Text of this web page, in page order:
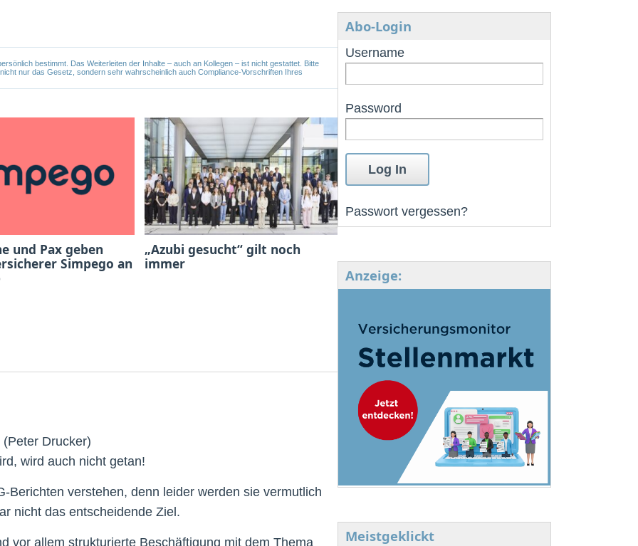
bestimmt. Das Weiterleiten der Inhalte – auch an Kollegen – ist nicht gestattet. Bitte
nur das Gesetz, sondern sehr wahrscheinlich auch Compliance-Vorschriften Ihres
und Pax geben
Simpego an
„Azubi gesucht“ gilt noch
immer
(Peter Drucker)
wird auch nicht getan!
Berichten verstehen, denn leider werden sie vermutlich
nicht das entscheidende Ziel.
vor allem strukturierte Beschäftigung mit dem Thema
Abo-Login
Username
Password
Passwort vergessen?
Anzeige:
Meistgeklickt